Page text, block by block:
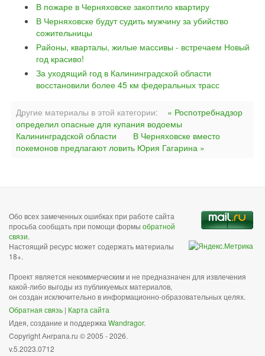
В пожаре в Черняховске закоптило квартиру
В Черняховске будут судить мужчину за убийство
сожительницы
Районы, кварталы, жилые массивы - встречаем Новый
год красиво!
За уходящий год в Калининградской области
восстановили более 45 км федеральных трасс
Другие материалы в этой категории:
« Роспотребнадзор
определил опасные для купания водоемы
Калининградской области
В Черняховске вместо
покемонов предлагают ловить Юрия Гагарина »
Обо всех замеченных ошибках при работе сайта
просьба сообщать при помощи формы обратной
связи.
Настоящий ресурс может содержать материалы
18+.
Проект является некоммерческим и не предназначен для извлечения
какой-либо выгоды из публикуемых материалов,
он создан исключительно в информационно-образовательных целях.
Обратная связь | Карта сайта
Идея, создание и поддержка Wandragor.
Copyright Анграпа.ru © 2005 - 2026.
v.5.2023.0712